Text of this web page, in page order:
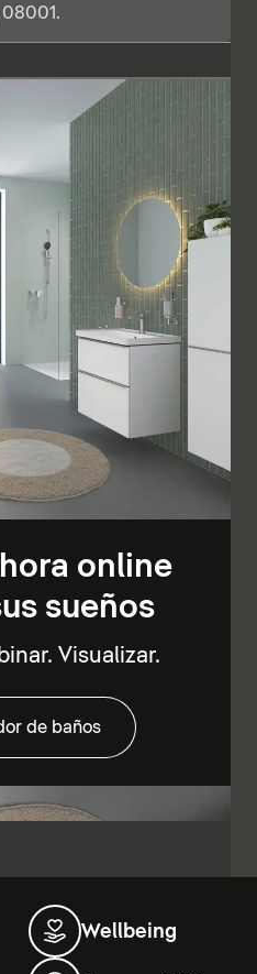
online
sueños
Visualizar.
de baños
Wellbeing